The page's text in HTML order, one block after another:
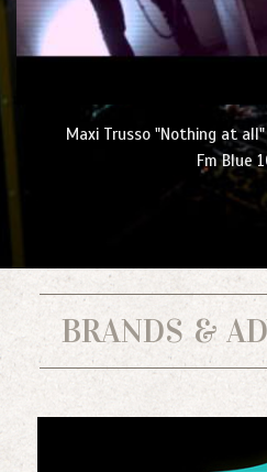
Maxi Trusso "Nothing at
Fm Blue
Planeta Mercurio con
BRANDS &